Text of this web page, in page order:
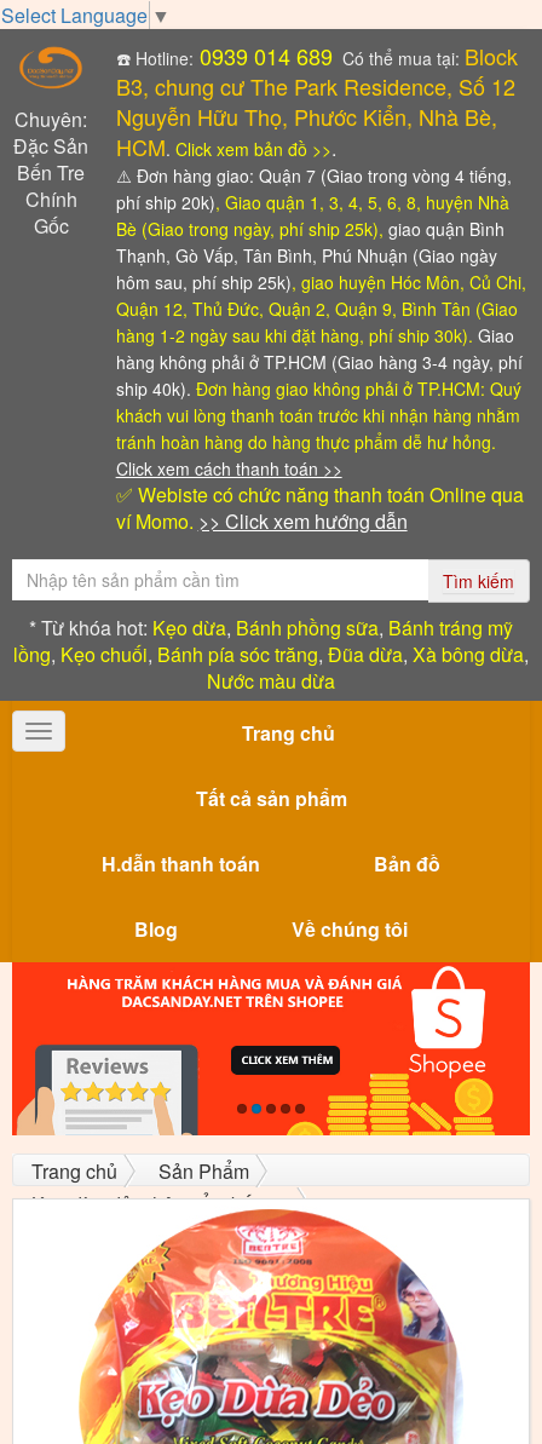
Select Language ▼
Chuyên:
Đặc Sản
Bến Tre
Chính
Gốc
☎️ Hotline: 0939 014 689 Có thể mua tại: Block
B3, chung cư The Park Residence, Số 12
Nguyễn Hữu Thọ, Phước Kiển, Nhà Bè,
HCM. Click xem bản đồ >>.
⚠️ Đơn hàng giao: Quận 7 (Giao trong vòng 4 tiếng,
phí ship 20k), Giao quận 1, 3, 4, 5, 6, 8, huyện Nhà
Bè (Giao trong ngày, phí ship 25k), giao quận Bình
Thạnh, Gò Vấp, Tân Bình, Phú Nhuận (Giao ngày
hôm sau, phí ship 25k), giao huyện Hóc Môn, Củ Chi,
Quận 12, Thủ Đức, Quận 2, Quận 9, Bình Tân (Giao
hàng 1-2 ngày sau khi đặt hàng, phí ship 30k). Giao
hàng không phải ở TP.HCM (Giao hàng 3-4 ngày, phí
ship 40k). Đơn hàng giao không phải ở TP.HCM: Quý
khách vui lòng thanh toán trước khi nhận hàng nhằm
tránh hoàn hàng do hàng thực phẩm dễ hư hỏng.
Click xem cách thanh toán >>
✅ Webiste có chức năng thanh toán Online qua
ví Momo. >> Click xem hướng dẫn
Tìm kiếm
* Từ khóa hot: Kẹo dừa, Bánh phồng sữa, Bánh tráng mỹ
lồng, Kẹo chuối, Bánh pía sóc trăng, Đũa dừa, Xà bông dừa,
Nước màu dừa
Toggle
navigation
Trang chủ
Tất cả sản phẩm
H.dẫn thanh toán Bản đồ
Blog Về chúng tôi
Trang chủ
Sản Phẩm
Kẹo dừa dẻo thập cẩm bến tre